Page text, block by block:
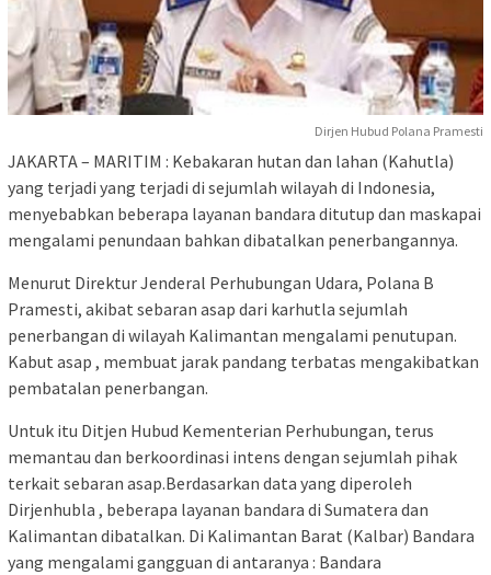
Dirjen Hubud Polana Pramesti
JAKARTA – MARITIM : Kebakaran hutan dan lahan (Kahutla)
yang terjadi yang terjadi di sejumlah wilayah di Indonesia,
menyebabkan beberapa layanan bandara ditutup dan maskapai
mengalami penundaan bahkan dibatalkan penerbangannya.
Menurut Direktur Jenderal Perhubungan Udara, Polana B
Pramesti, akibat sebaran asap dari karhutla sejumlah
penerbangan di wilayah Kalimantan mengalami penutupan.
Kabut asap , membuat jarak pandang terbatas mengakibatkan
pembatalan penerbangan.
Untuk itu Ditjen Hubud Kementerian Perhubungan, terus
memantau dan berkoordinasi intens dengan sejumlah pihak
terkait sebaran asap.Berdasarkan data yang diperoleh
Dirjenhubla , beberapa layanan bandara di Sumatera dan
Kalimantan dibatalkan. Di Kalimantan Barat (Kalbar) Bandara
yang mengalami gangguan di antaranya : Bandara